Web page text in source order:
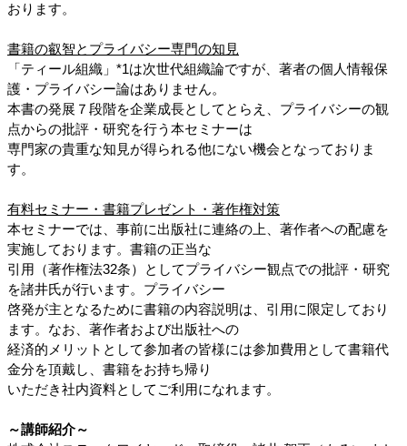
おります。
書籍の叡智とプライバシー専門の知見
「ティール組織」*1は次世代組織論ですが、著者の個人情報保
護・プライバシー論はありません。
本書の発展７段階を企業成長としてとらえ、プライバシーの観
点からの批評・研究を行う本セミナーは
専門家の貴重な知見が得られる他にない機会となっておりま
す。
有料セミナー・書籍プレゼント・著作権対策
本セミナーでは、事前に出版社に連絡の上、著作者への配慮を
実施しております。書籍の正当な
引用（著作権法32条）としてプライバシー観点での批評・研究
を諸井氏が行います。プライバシー
啓発が主となるために書籍の内容説明は、引用に限定しており
ます。なお、著作者および出版社への
経済的メリットとして参加者の皆様には参加費用として書籍代
金分を頂戴し、書籍をお持ち帰り
いただき社内資料としてご利用になれます。
～講師紹介～